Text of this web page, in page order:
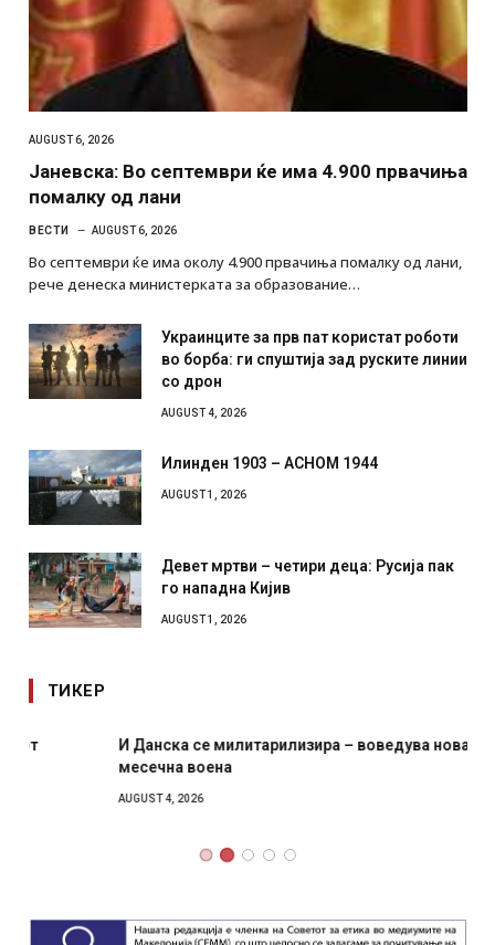
AUGUST 6, 2026
Јаневска: Во септември ќе има 4.900 првачиња
помалку од лани
ВЕСТИ AUGUST 6, 2026
Во септември ќе има околу 4.900 првачиња помалку од лани,
рече денеска министерката за образование…
Украинците за прв пат користат роботи
во борба: ги спуштија зад руските линии
со дрон
AUGUST 4, 2026
Илинден 1903 – АСНОМ 1944
AUGUST 1, 2026
Девет мртви – четири деца: Русија пак
го нападна Кијив
AUGUST 1, 2026
ТИКЕР
И Данска се милитарилизира – воведува нова 11-
месечна воена